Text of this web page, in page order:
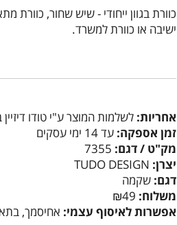
כוורת בגוון ייחודי - שיש שחור, כוורת
ישיבה או כוורת למשרד.
אחריות: לשלמות המוצר ע"י טודו
זמן אספקה: עד 14 ימי עסקים
מק"ט / דגם: 7355
יצרן: TUDO DESIGN
דגם: שקמה
משלוח: ₪49
אפשרות לאיסוף עצמי: אחיסמך,